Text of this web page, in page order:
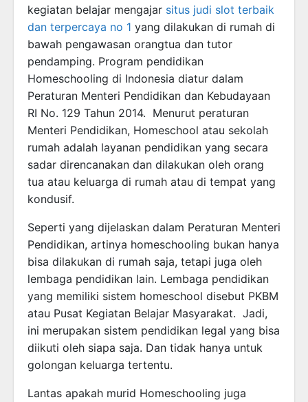
kegiatan belajar mengajar situs judi slot terbaik
dan terpercaya no 1 yang dilakukan di rumah di
bawah pengawasan orangtua dan tutor
pendamping. Program pendidikan
Homeschooling di Indonesia diatur dalam
Peraturan Menteri Pendidikan dan Kebudayaan
RI No. 129 Tahun 2014. Menurut peraturan
Menteri Pendidikan, Homeschool atau sekolah
rumah adalah layanan pendidikan yang secara
sadar direncanakan dan dilakukan oleh orang
tua atau keluarga di rumah atau di tempat yang
kondusif.
Seperti yang dijelaskan dalam Peraturan Menteri
Pendidikan, artinya homeschooling bukan hanya
bisa dilakukan di rumah saja, tetapi juga oleh
lembaga pendidikan lain. Lembaga pendidikan
yang memiliki sistem homeschool disebut PKBM
atau Pusat Kegiatan Belajar Masyarakat. Jadi,
ini merupakan sistem pendidikan legal yang bisa
diikuti oleh siapa saja. Dan tidak hanya untuk
golongan keluarga tertentu.
Lantas apakah murid Homeschooling juga